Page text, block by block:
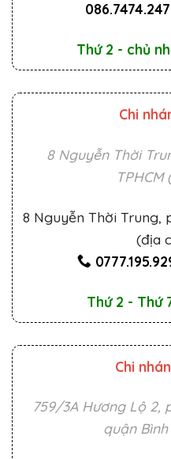
086.7474.247
Thứ 2 - chủ
Chi
8 Nguyễn Thời
TPHCM
8 Nguyễn Thời Trung,
(địa
Thứ 2 - Thứ
Chi
759/3A Hương Lộ 2,
quận Bình